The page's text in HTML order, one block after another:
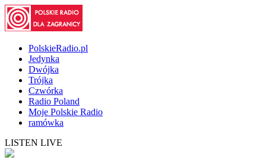
PolskieRadio.pl
Jedynka
Dwójka
Trójka
Czwórka
Radio Poland
Moje Polskie Radio
ramówka
LISTEN LIVE